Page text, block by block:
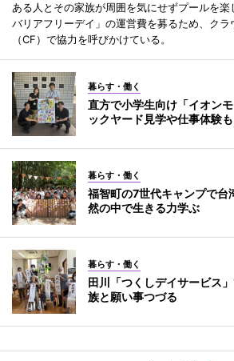
ある人とその家族が周囲を気にせずプールを
バリアフリーデイ」の運営費を募るため、ク
（CF）で協力を呼びかけている。
暮らす・働く
直方で小学生向け「イオン
ックヤード見学や仕事体験も
暮らす・働く
福智町の7世代キャンプで
然の中で生きる力学ぶ
暮らす・働く
田川「つくしデイサービス
族と願い事つづる